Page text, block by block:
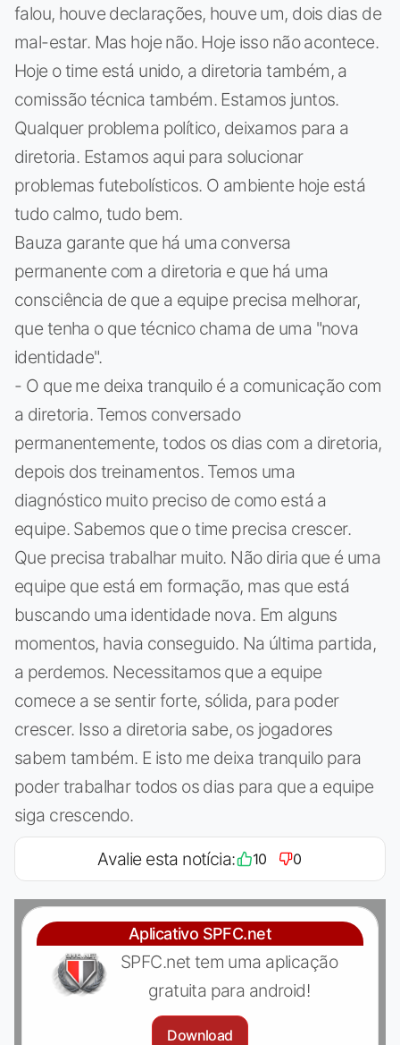
falou, houve declarações, houve um, dois dias de
mal-estar. Mas hoje não. Hoje isso não acontece.
Hoje o time está unido, a diretoria também, a
comissão técnica também. Estamos juntos.
Qualquer problema político, deixamos para a
diretoria. Estamos aqui para solucionar
problemas futebolísticos. O ambiente hoje está
tudo calmo, tudo bem.
Bauza garante que há uma conversa
permanente com a diretoria e que há uma
consciência de que a equipe precisa melhorar,
que tenha o que técnico chama de uma "nova
identidade".
- O que me deixa tranquilo é a comunicação com
a diretoria. Temos conversado
permanentemente, todos os dias com a diretoria,
depois dos treinamentos. Temos uma
diagnóstico muito preciso de como está a
equipe. Sabemos que o time precisa crescer.
Que precisa trabalhar muito. Não diria que é uma
equipe que está em formação, mas que está
buscando uma identidade nova. Em alguns
momentos, havia conseguido. Na última partida,
a perdemos. Necessitamos que a equipe
comece a se sentir forte, sólida, para poder
crescer. Isso a diretoria sabe, os jogadores
sabem também. E isto me deixa tranquilo para
poder trabalhar todos os dias para que a equipe
siga crescendo.
Avalie esta notícia: 10 0
Aplicativo SPFC.net
SPFC.net tem uma aplicação
gratuita para android!
Download